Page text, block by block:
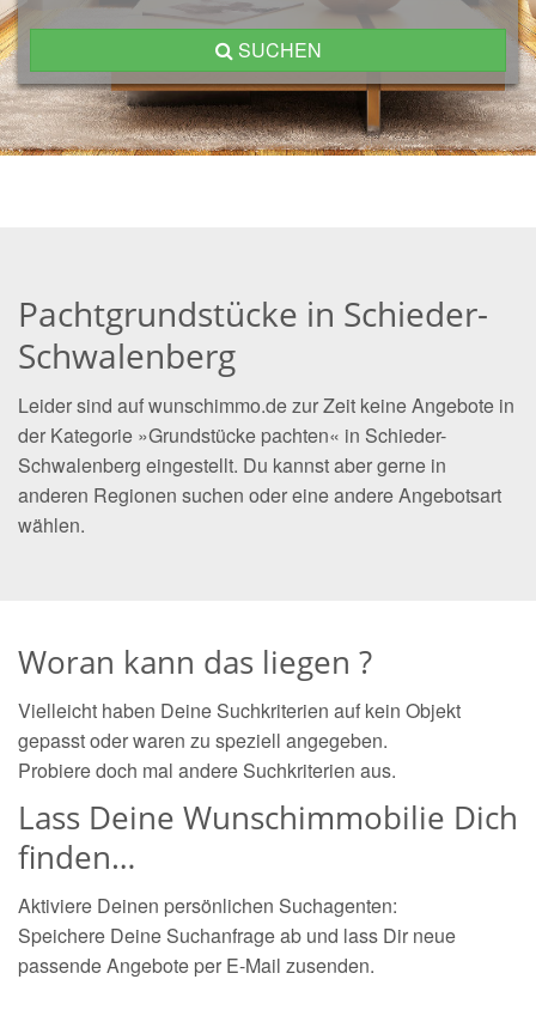
SUCHEN
Pachtgrundstücke in Schieder-
Schwalenberg
Leider sind auf wunschimmo.de zur Zeit keine Angebote in
der Kategorie »Grundstücke pachten« in Schieder-
Schwalenberg eingestellt. Du kannst aber gerne in
anderen Regionen suchen oder eine andere Angebotsart
wählen.
Woran kann das liegen ?
Vielleicht haben Deine Suchkriterien auf kein Objekt
gepasst oder waren zu speziell angegeben.
Probiere doch mal andere Suchkriterien aus.
Lass Deine Wunschimmobilie Dich
finden…
Aktiviere Deinen persönlichen Suchagenten:
Speichere Deine Suchanfrage ab und lass Dir neue
passende Angebote per E-Mail zusenden.